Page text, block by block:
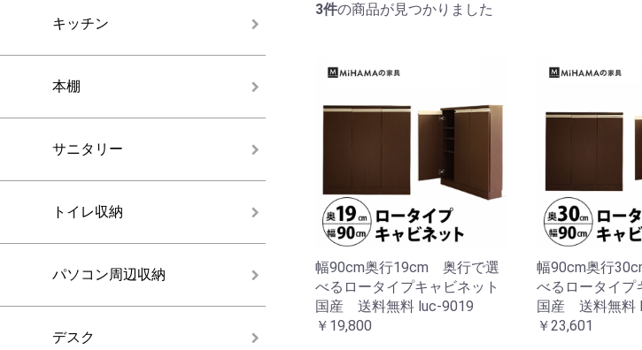
キッチン
本棚
サニタリー
トイレ収納
パソコン周辺収納
デスク
3件の商品が見つかりました
幅90cm奥行19cm 奥行で選
べるロータイプキャビネット
国産 送料無料 luc-9019
￥19,800
幅90cm奥行
べるロータイプ
国産 送料無料
￥23,601